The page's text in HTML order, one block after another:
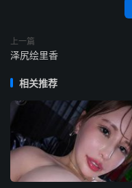
上一篇
泽尻绘里香
相关推荐